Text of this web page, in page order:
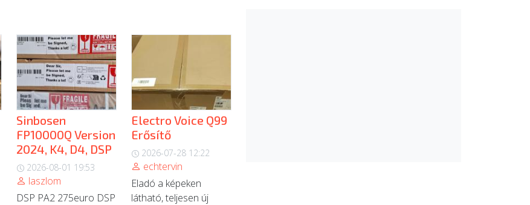
Sinbosen
FP10000Q Version
2024, K4, D4, DSP
2026-08-01 19:53
laszlom
DSP PA2 275euro DSP
Electro Voice Q99
Erősítő
2026-07-28 12:22
echtervin
Eladó a képeken
látható, teljesen új